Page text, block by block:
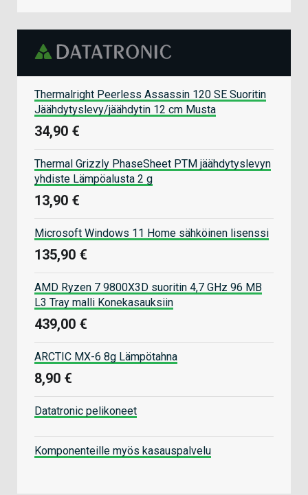
Thermalright Peerless Assassin 120 SE Suoritin
Jäähdytyslevy/jäähdytin 12 cm Musta
34,90 €
Thermal Grizzly PhaseSheet PTM jäähdytyslevyn
yhdiste Lämpöalusta 2 g
13,90 €
Microsoft Windows 11 Home sähköinen lisenssi
135,90 €
AMD Ryzen 7 9800X3D suoritin 4,7 GHz 96 MB
L3 Tray malli Konekasauksiin
439,00 €
ARCTIC MX-6 8g Lämpötahna
8,90 €
Datatronic pelikoneet
Komponenteille myös kasauspalvelu